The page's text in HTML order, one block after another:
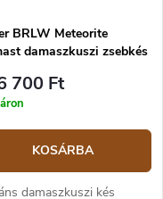
BRLW Meteorite
damaszkuszi zsebkés
700 Ft
KOSÁRBA
damaszkuszi kés